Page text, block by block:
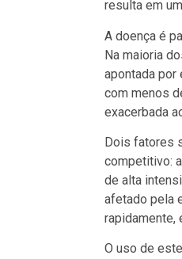
resulta em
A doença é
Na maioria
apontada
com menos
exacerbada
Dois fatores
competitivo:
de alta
afetado pela
rapidamente,
O uso de